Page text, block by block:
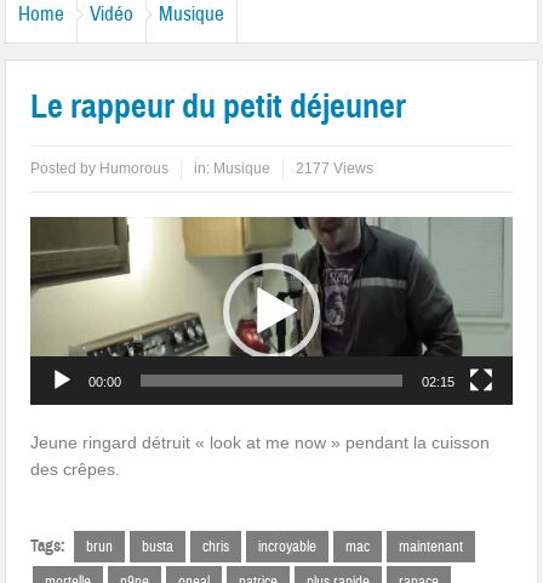
Home Vidéo Musique
Le rappeur du petit déjeuner
Posted by Humorous in: Musique 2177 Views
vidéo
00:00 02:15
Jeune ringard détruit « look at me now » pendant la cuisson
des crêpes.
Tags: brun busta chris incroyable mac
maintenant